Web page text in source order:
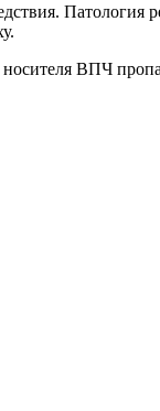
Патология
ВПЧ